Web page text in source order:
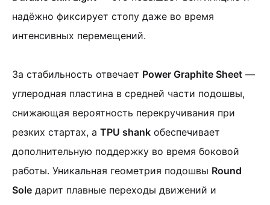
надёжно фиксирует стопу даже во время
интенсивных перемещений.
За стабильность отвечает Power Graphite Sheet —
углеродная пластина в средней части подошвы,
снижающая вероятность перекручивания при
резких стартах, а TPU shank обеспечивает
дополнительную поддержку во время боковой
работы. Уникальная геометрия подошвы Round
Sole дарит плавные переходы движений и